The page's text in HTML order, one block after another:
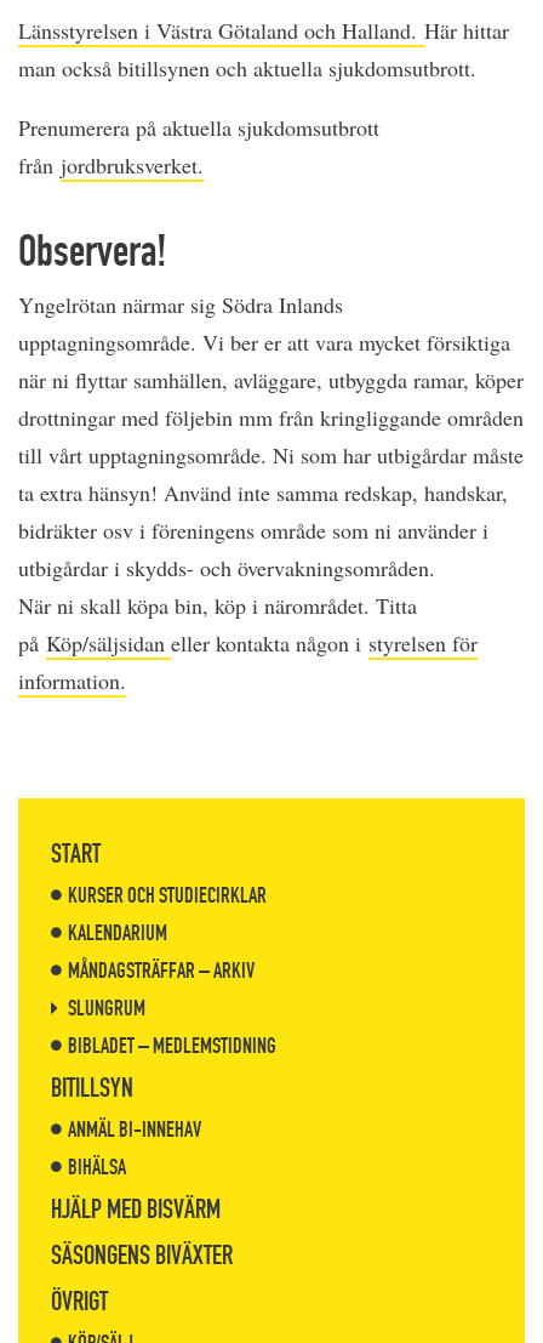
Länsstyrelsen i Västra Götaland och Halland. Här hittar
man också bitillsynen och aktuella sjukdomsutbrott.
Prenumerera på aktuella sjukdomsutbrott
från jordbruksverket.
Observera!
Yngelrötan närmar sig Södra Inlands
upptagningsområde. Vi ber er att vara mycket försiktiga
när ni flyttar samhällen, avläggare, utbyggda ramar, köper
drottningar med följebin mm från kringliggande områden
till vårt upptagningsområde. Ni som har utbigårdar måste
ta extra hänsyn! Använd inte samma redskap, handskar,
bidräkter osv i föreningens område som ni använder i
utbigårdar i skydds- och övervakningsområden.
När ni skall köpa bin, köp i närområdet. Titta
på Köp/säljsidan eller kontakta någon i styrelsen för
information.
START
KURSER OCH STUDIECIRKLAR
KALENDARIUM
MÅNDAGSTRÄFFAR – ARKIV
SLUNGRUM
BIBLADET – MEDLEMSTIDNING
BITILLSYN
ANMÄL BI-INNEHAV
BIHÄLSA
HJÄLP MED BISVÄRM
SÄSONGENS BIVÄXTER
ÖVRIGT